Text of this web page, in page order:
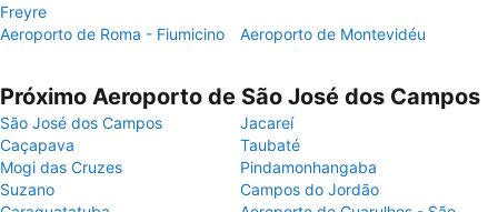
Freyre
Aeroporto de Roma - Fiumicino Aeroporto de Montevidéu
Próximo Aeroporto de São José dos Campos
São José dos Campos
Jacareí
Caçapava
Taubaté
Mogi das Cruzes
Pindamonhangaba
Suzano
Campos do Jordão